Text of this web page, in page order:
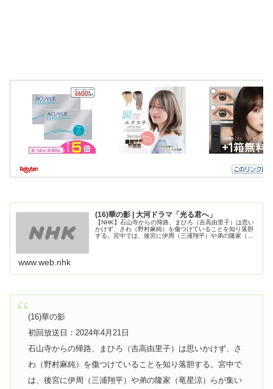
(16)華の影 | 大河ドラマ「光る君へ」
【NHK】石山寺からの帰路、まひろ（吉高由里子）は思い
かけず、さわ（野村麻純）を傷つけていることを知り落胆
する。宮中では、後宮に伊周（三浦翔平）や弟の隆家（竜
www.web.nhk
(16)華の影
初回放送日：2024年4月21日
石山寺からの帰路、まひろ（吉高由里子）は思いかけず、さ
わ（野村麻純）を傷つけていることを知り落胆する。宮中で
は、後宮に伊周（三浦翔平）や弟の隆家（竜星涼）らが集い